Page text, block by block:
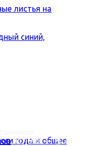
, © 1988 — 2026